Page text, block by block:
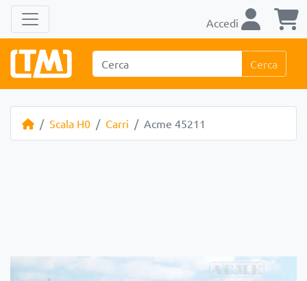
Accedi
Cerca
Scala H0 Carri Acme 45211